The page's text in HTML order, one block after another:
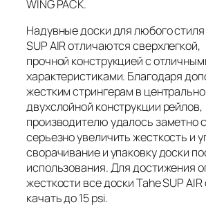
WING PACK.
Надувные доски для любого
SUP AIR отличаются сверхлегкой,
прочной конструкцией с
характеристиками. Благодаря
жестким стрингерам в
двухслойной конструкции рейлов,
производителю удалось заметно
серьезно увеличить жесткость и
сворачивание и упаковку доски
использования. Для достижения
жесткости все доски Tahe SUP
качать до 15 psi.